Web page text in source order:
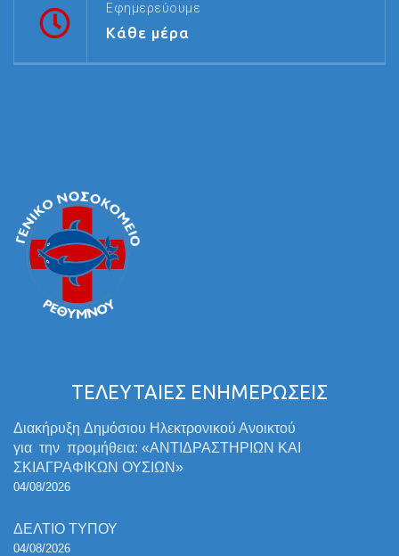
Εφημερεύουμε
Κάθε μέρα
ΤΕΛΕΥΤΑΙΕΣ ΕΝΗΜΕΡΩΣΕΙΣ
Διακήρυξη Δημόσιου Ηλεκτρονικού Ανοικτού
για την προμήθεια: «ΑΝΤΙΔΡΑΣΤΗΡΙΩΝ ΚΑΙ
ΣΚΙΑΓΡΑΦΙΚΩΝ ΟΥΣΙΩΝ»
04/08/2026
ΔΕΛΤΙΟ ΤΥΠΟΥ
04/08/2026